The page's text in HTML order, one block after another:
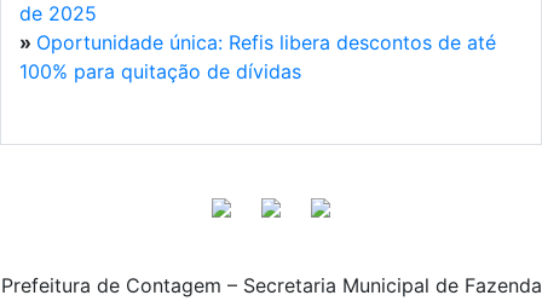
de 2025
» Oportunidade única: Refis libera descontos de até
100% para quitação de dívidas
Prefeitura de Contagem – Secretaria Municipal de Fazenda